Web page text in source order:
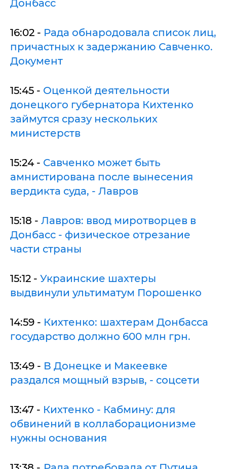
Донбасс
16:02 - Рада обнародовала список лиц,
причастных к задержанию Савченко.
Документ
15:45 - Оценкой деятельности
донецкого губернатора Кихтенко
займутся сразу нескольких
министерств
15:24 - Савченко может быть
амнистирована после вынесения
вердикта суда, - Лавров
15:18 - Лавров: ввод миротворцев в
Донбасс - физическое отрезание
части страны
15:12 - Украинские шахтеры
выдвинули ультиматум Порошенко
14:59 - Кихтенко: шахтерам Донбасса
государство должно 600 млн грн.
13:49 - В Донецке и Макеевке
раздался мощный взрыв, - соцсети
13:47 - Кихтенко - Кабмину: для
обвинений в коллаборационизме
нужны основания